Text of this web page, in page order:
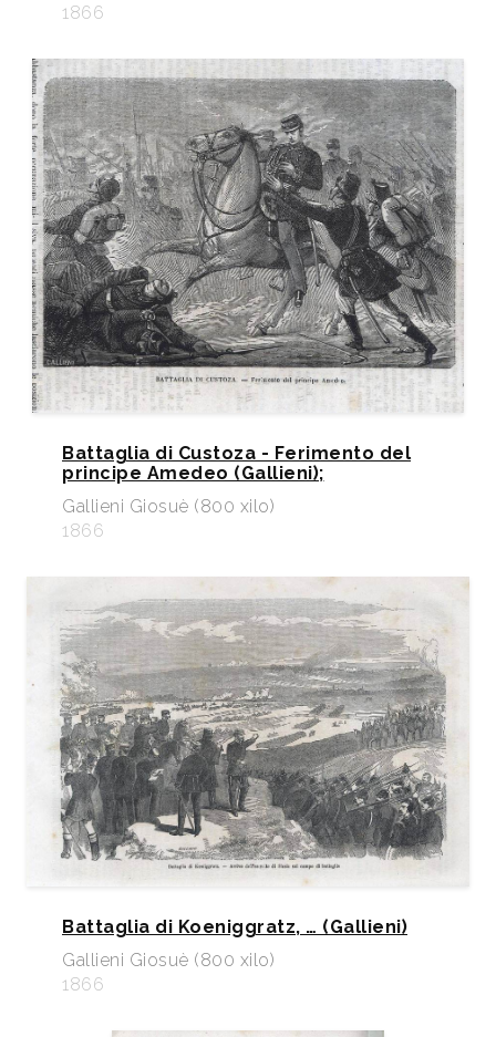
1866
Battaglia di Custoza - Ferimento del
principe Amedeo (Gallieni);
Gallieni Giosuè (800 xilo)
1866
Battaglia di Koeniggratz, … (Gallieni)
Gallieni Giosuè (800 xilo)
1866